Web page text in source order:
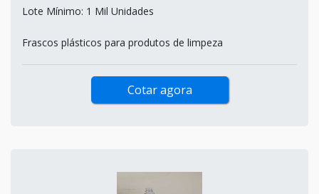
Lote Mínimo: 1 Mil Unidades
Frascos plásticos para produtos de limpeza
Cotar agora